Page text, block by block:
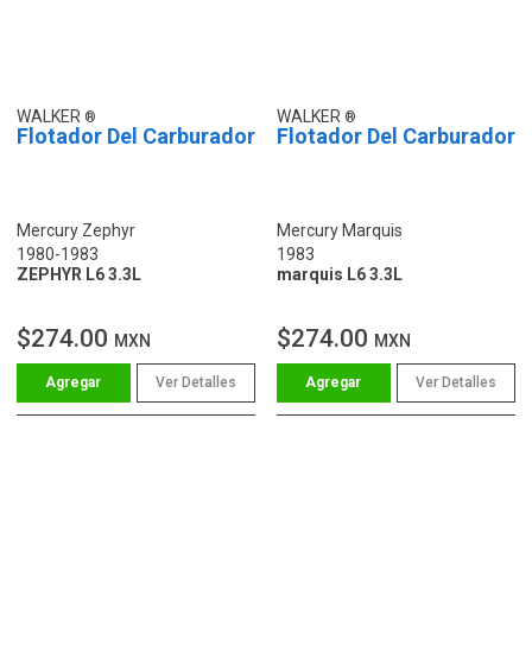
WALKER
Flotador Del Carburador
Mercury Zephyr
1980-1983
ZEPHYR L6 3.3L
$274.00 MXN
Ver Detalles
WALKER
Flotador Del Carburador
Mercury Marquis
1983
marquis L6 3.3L
$274.00 MXN
Ver Detalles